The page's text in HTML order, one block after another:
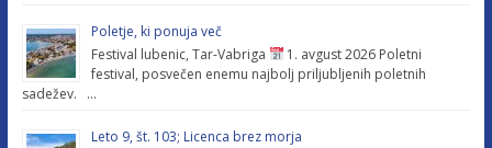
Poletje, ki ponuja več
Festival lubenic, Tar-Vabriga
1. avgust 2026 Poletni
festival, posvečen enemu najbolj priljubljenih poletnih
sadežev. …
Leto 9, št. 103; Licenca brez morja